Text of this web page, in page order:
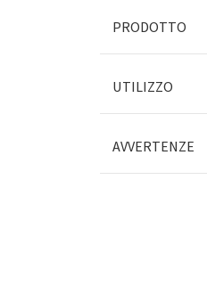
PRODOTTO
UTILIZZO
AVVERTENZE